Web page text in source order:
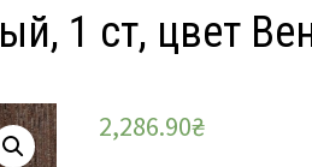
1 ст, цвет
2,286.90₴